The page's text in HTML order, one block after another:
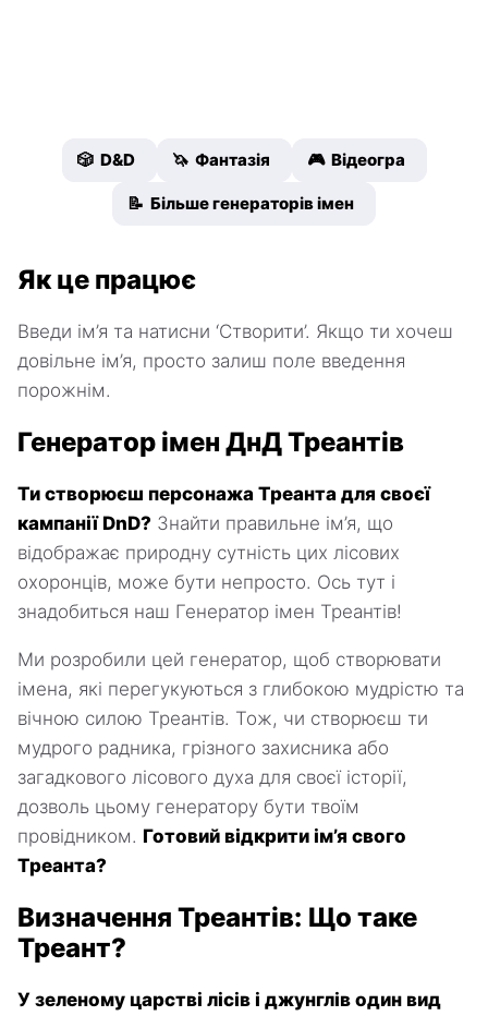
🎲 D&D 🦄 Фантазія 🎮 Відеогра
📝 Більше генераторів імен
Як це працює
Введи ім’я та натисни ‘Створити’. Якщо ти хочеш
довільне ім’я, просто залиш поле введення
порожнім.
Генератор імен ДнД Треантів
Ти створюєш персонажа Треанта для своєї
кампанії DnD? Знайти правильне ім’я, що
відображає природну сутність цих лісових
охоронців, може бути непросто. Ось тут і
знадобиться наш Генератор імен Треантів!
Ми розробили цей генератор, щоб створювати
імена, які перегукуються з глибокою мудрістю та
вічною силою Треантів. Тож, чи створюєш ти
мудрого радника, грізного захисника або
загадкового лісового духа для своєї історії,
дозволь цьому генератору бути твоїм
провідником. Готовий відкрити ім’я свого
Треанта?
Визначення Треантів: Що таке
Треант?
У зеленому царстві лісів і джунглів один вид